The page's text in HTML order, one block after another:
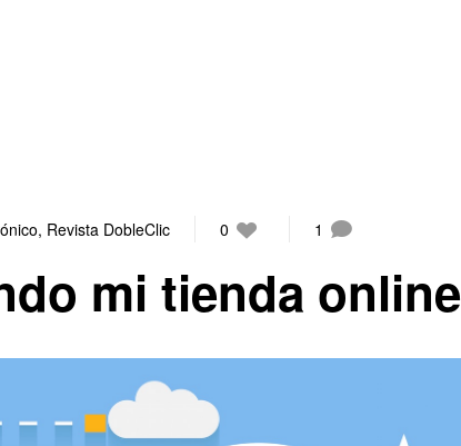
, Revista DobleClic 0 1
mi tienda online